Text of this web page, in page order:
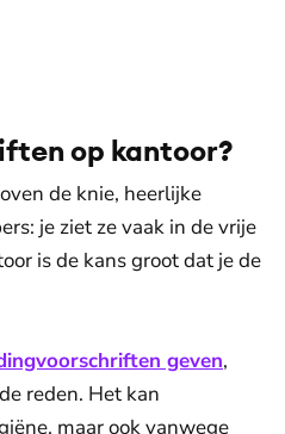
op kantoor?
de knie, heerlijke
je ziet ze vaak in de vrije
is de kans groot dat je de
geven,
reden. Het kan
maar ook vanwege